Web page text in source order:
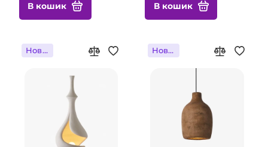
В кошик В кошик
Новинка Новинка